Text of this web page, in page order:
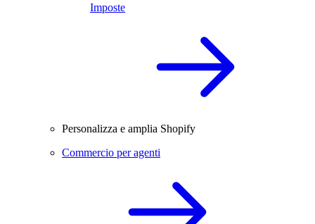
Imposte
Personalizza e amplia Shopify
Commercio per agenti